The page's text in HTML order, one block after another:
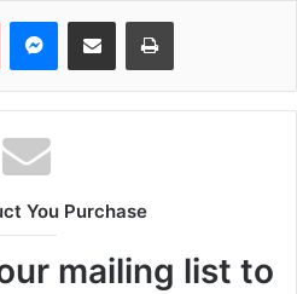
PinterestMessenger
Share via Email Print
You Purchase
mailing list to